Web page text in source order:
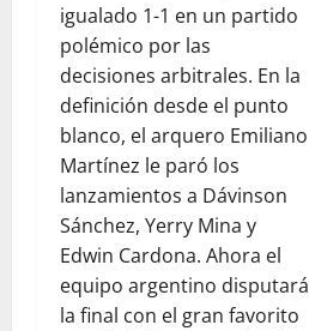
igualado 1-1 en un partido
polémico por las
decisiones arbitrales. En la
definición desde el punto
blanco, el arquero Emiliano
Martínez le paró los
lanzamientos a Dávinson
Sánchez, Yerry Mina y
Edwin Cardona. Ahora el
equipo argentino disputará
la final con el gran favorito